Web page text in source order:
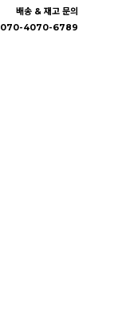
배송 & 재고 문의
070-4070-6789